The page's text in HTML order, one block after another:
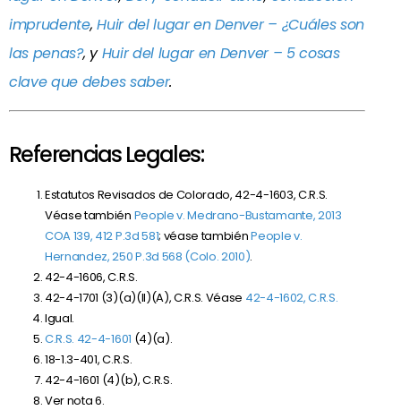
imprudente,Huir del lugar en Denver – ¿Cuáles son
las penas?, yHuir del lugar en Denver – 5 cosas
clave que debes saber.
Referencias Legales:
Estatutos Revisados de Colorado, 42-4-1603, C.R.S.
Véase también People v. Medrano-Bustamante, 2013
COA 139, 412 P.3d 581; véase tambiénPeople v.
Hernandez, 250 P.3d 568 (Colo. 2010).
42-4-1606, C.R.S.
42-4-1701 (3)(a)(II)(A), C.R.S. Véase 42-4-1602, C.R.S.
Igual.
C.R.S. 42-4-1601 (4)(a).
18-1.3-401, C.R.S.
42-4-1601 (4)(b), C.R.S.
Ver nota 6.